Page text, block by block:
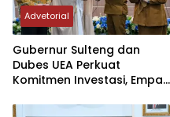
Advetorial
Gubernur Sulteng dan
Dubes UEA Perkuat
Komitmen Investasi, Empat